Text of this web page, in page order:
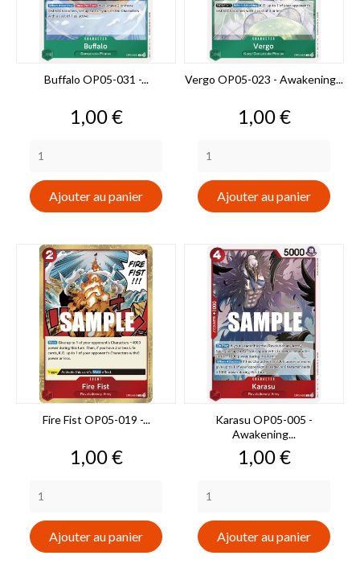
Buffalo OP05-031 -...
Prix
1,00 €
Ajouter au panier
Vergo OP05-023 - Awakening...
Prix
1,00 €
Ajouter au panier
Fire Fist OP05-019 -...
Prix
1,00 €
Ajouter au panier
Karasu OP05-005 -
Awakening...
Prix
1,00 €
Ajouter au panier